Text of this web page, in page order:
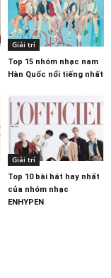
Giải trí
Top 15 nhóm nhạc nam
Hàn Quốc nổi tiếng nhất
Giải trí
Top 10 bài hát hay nhất
của nhóm nhạc
ENHYPEN